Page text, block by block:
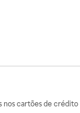
nos cartões de crédito